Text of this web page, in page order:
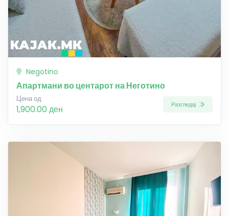
Negotino
Апартмани во центарот на Неготино
Цена од
1,900.00 ден Разгледај